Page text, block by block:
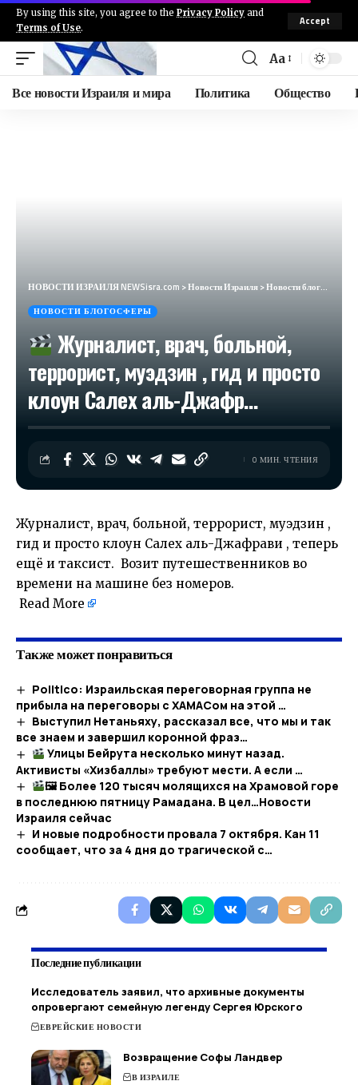
By using this site, you agree to the Privacy Policy and
Terms of Use.
Accept
Aa
Все новости Израиля и мира Политика Общество
НОВОСТИ ИЗРАИЛЯ NEWSisra.com >Новости Израиля>Новости блогосферы
НОВОСТИ БЛОГОСФЕРЫ
Журналист, врач, больной,
террорист, муэдзин , гид и просто
клоун Салех аль-Джафр…
0 МИН. ЧТЕНИЯ
Журналист, врач, больной, террорист, муэдзин ,
гид и просто клоун Салех аль-Джафрави , теперь
ещё и таксист. Возит путешественников во
времени на машине без номеров.
Read More
Также может понравиться
Politico: Израильская переговорная группа не
прибыла на переговоры с ХАМАСом на этой …
Выступил Нетаньяху, рассказал все, что мы и так
все знаем и завершил коронной фраз…​
Улицы Бейрута несколько минут назад.
Активисты «Хизбаллы» требуют мести. А если …
🖼 Более 120 тысяч молящихся на Храмовой горе
в последнюю пятницу Рамадана. В цел…​Новости
Израиля сейчас
И новые подробности провала 7 октября. Кан 11
сообщает, что за 4 дня до трагической с…
Последние публикации
Исследователь заявил, что архивные документы
опровергают семейную легенду Сергея Юрского
ЕВРЕЙСКИЕ НОВОСТИ
Возвращение Софы Ландвер
В ИЗРАИЛЕ